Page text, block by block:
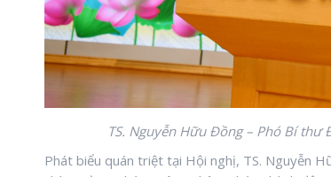
TS. Nguyễn Hữu Đồng – Phó Bí
Phát biểu quán triệt tại Hội nghị, TS. Nguyễn